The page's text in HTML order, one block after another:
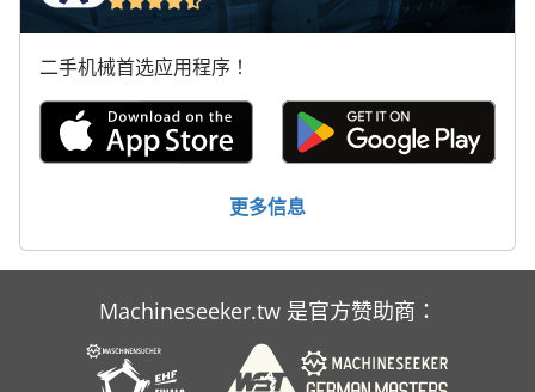
运输 车
销售柜台
集装箱 卡车
二手机械首选应用程序！
更多信息
Machineseeker.tw 是官方赞助商：